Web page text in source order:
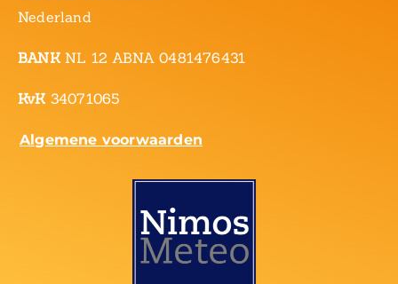
Nederland
BANKNL 12 ABNA 0481476431
KvK 34071065
Algemene voorwaarden